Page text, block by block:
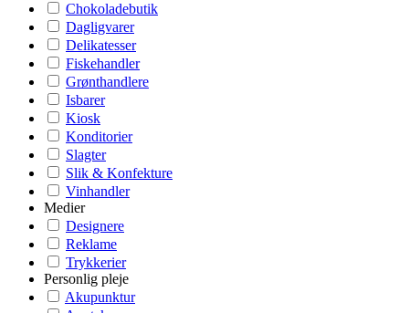
Chokoladebutik
Dagligvarer
Delikatesser
Fiskehandler
Grønthandlere
Isbarer
Kiosk
Konditorier
Slagter
Slik & Konfekture
Vinhandler
Medier
Designere
Reklame
Trykkerier
Personlig pleje
Akupunktur